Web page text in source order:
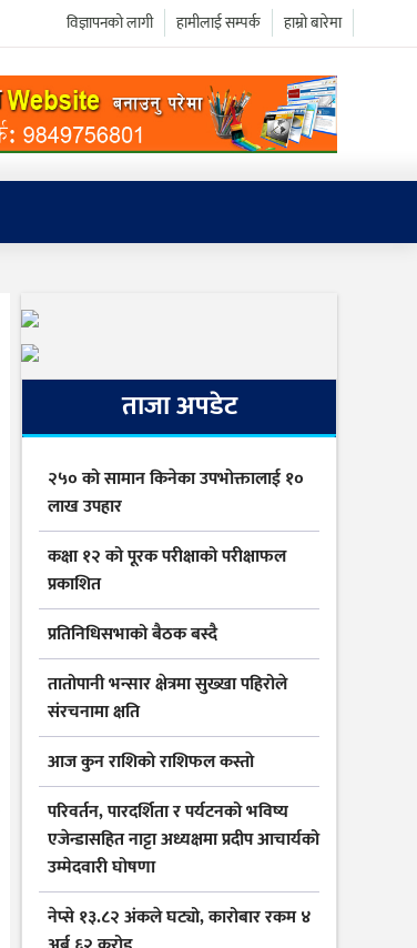
हाम्रो बारेमा
हामीलाई सम्पर्क
विज्ञापनको लागी
ताजा अपडेट
२५० को सामान किनेका उपभोक्तालाई १०
लाख उपहार
कक्षा १२ को पूरक परीक्षाको परीक्षाफल
प्रकाशित
प्रतिनिधिसभाको बैठक बस्दै
तातोपानी भन्सार क्षेत्रमा सुख्खा पहिरोले
संरचनामा क्षति
आज कुन राशिकाे राशिफल कस्ताे
परिवर्तन, पारदर्शिता र पर्यटनको भविष्य
एजेन्डासहित नाट्टा अध्यक्षमा प्रदीप आचार्यको
उम्मेदवारी घोषणा
नेप्से १३.८२ अंकले घट्यो, कारोबार रकम ४